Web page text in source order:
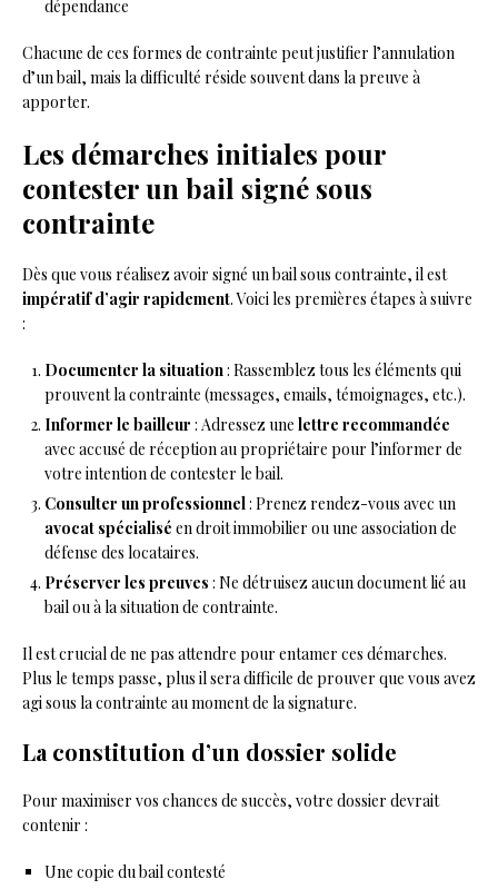
dépendance
Chacune de ces formes de contrainte peut justifier l’annulation
d’un bail, mais la difficulté réside souvent dans la preuve à
apporter.
Les démarches initiales pour
contester un bail signé sous
contrainte
Dès que vous réalisez avoir signé un bail sous contrainte, il est
impératif d’agir rapidement. Voici les premières étapes à suivre
:
Documenter la situation: Rassemblez tous les éléments qui
prouvent la contrainte (messages, emails, témoignages, etc.).
Informer le bailleur : Adressez une lettre recommandée
avec accusé de réception au propriétaire pour l’informer de
votre intention de contester le bail.
Consulter un professionnel: Prenez rendez-vous avec un
avocat spécialisé en droit immobilier ou une association de
défense des locataires.
Préserver les preuves : Ne détruisez aucun document lié au
bail ou à la situation de contrainte.
Il est crucial de ne pas attendre pour entamer ces démarches.
Plus le temps passe, plus il sera difficile de prouver que vous avez
agi sous la contrainte au moment de la signature.
La constitution d’un dossier solide
Pour maximiser vos chances de succès, votre dossier devrait
contenir :
Une copie du bail contesté